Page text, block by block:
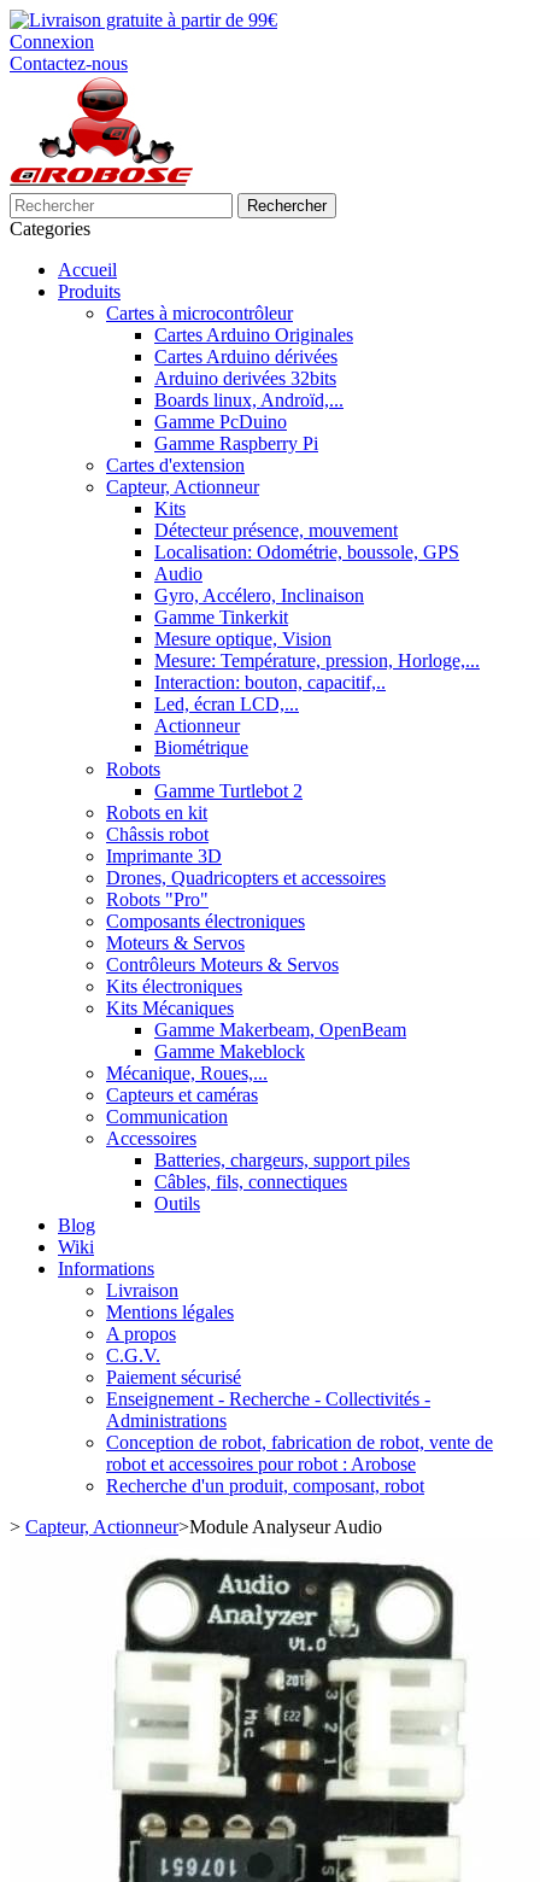
Connexion
Contactez-nous
Rechercher
Categories
Accueil
Produits
Cartes à microcontrôleur
Cartes Arduino Originales
Cartes Arduino dérivées
Arduino derivées 32bits
Boards linux, Androïd,...
Gamme PcDuino
Gamme Raspberry Pi
Cartes d'extension
Capteur, Actionneur
Kits
Détecteur présence, mouvement
Localisation: Odométrie, boussole, GPS
Audio
Gyro, Accélero, Inclinaison
Gamme Tinkerkit
Mesure optique, Vision
Mesure: Température, pression, Horloge,...
Interaction: bouton, capacitif,..
Led, écran LCD,...
Actionneur
Biométrique
Robots
Gamme Turtlebot 2
Robots en kit
Châssis robot
Imprimante 3D
Drones, Quadricopters et accessoires
Robots "Pro"
Composants électroniques
Moteurs & Servos
Contrôleurs Moteurs & Servos
Kits électroniques
Kits Mécaniques
Gamme Makerbeam, OpenBeam
Gamme Makeblock
Mécanique, Roues,...
Capteurs et caméras
Communication
Accessoires
Batteries, chargeurs, support piles
Câbles, fils, connectiques
Outils
Blog
Wiki
Informations
Livraison
Mentions légales
A propos
C.G.V.
Paiement sécurisé
Enseignement - Recherche - Collectivités -
Administrations
Conception de robot, fabrication de robot, vente de
robot et accessoires pour robot : Arobose
Recherche d'un produit, composant, robot
> Capteur, Actionneur>Module Analyseur Audio